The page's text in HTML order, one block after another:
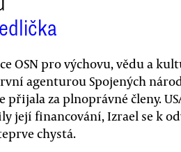
OSN pro výchovu, vědu a
agenturou Spojených
přijala za plnoprávné členy.
její financování, Izrael se k
chystá.